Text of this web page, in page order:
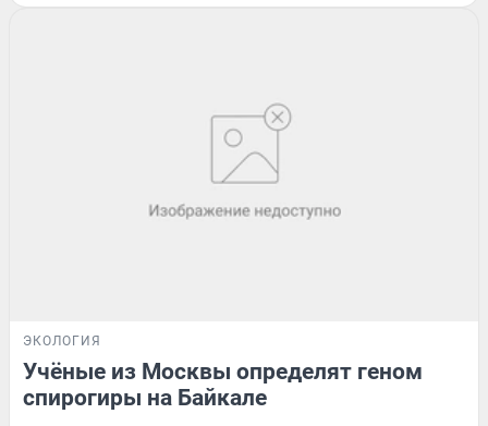
ЭКОЛОГИЯ
Учёные из Москвы определят геном
спирогиры на Байкале